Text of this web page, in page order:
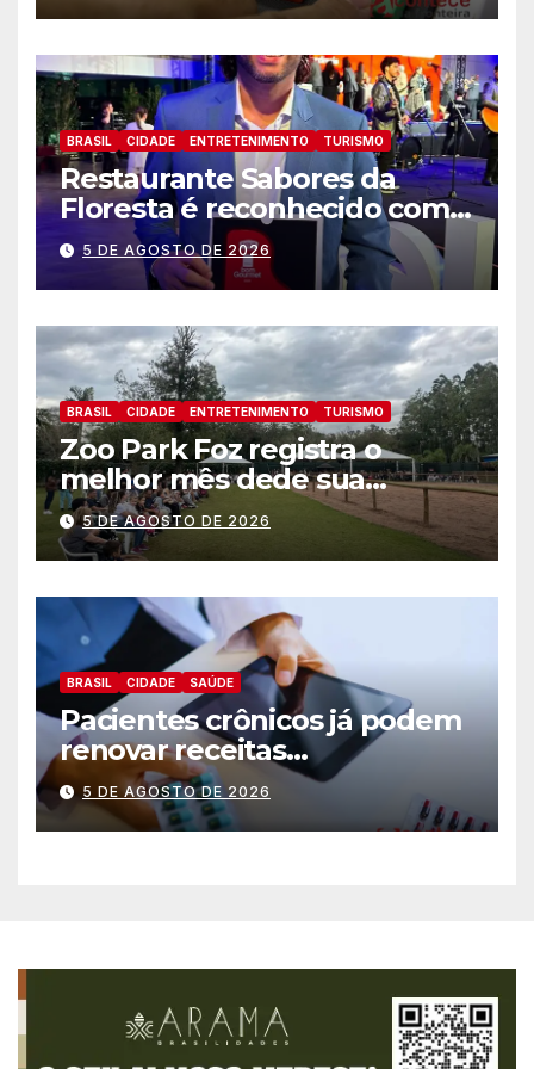
BRASIL CIDADE ENTRETENIMENTO TURISMO
Restaurante Sabores da
Floresta é reconhecido como
um dos Lugares Imperdíveis
de Foz do Iguaçu
5 DE AGOSTO DE 2026
BRASIL CIDADE ENTRETENIMENTO TURISMO
Zoo Park Foz registra o
melhor mês dede sua
inauguração
5 DE AGOSTO DE 2026
BRASIL CIDADE SAÚDE
Pacientes crônicos já podem
renovar receitas
automaticamente pelo
aplicativo da Prefeitura
5 DE AGOSTO DE 2026